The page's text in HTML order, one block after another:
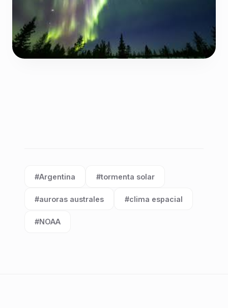
Etiqueta:
#Argentina
Etiqueta:
#tormenta solar
Etiqueta:
#auroras australes
Etiqueta:
#clima espacial
Etiqueta:
#NOAA